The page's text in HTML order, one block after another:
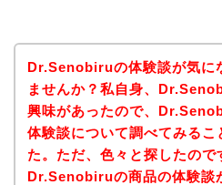
Dr.Senobiruの体験談が気に
ませんか？私自身、
興味があったので、
体験談について調べてみるこ
た。ただ、色々と探したので
Dr.Senobiruの商品の体験談